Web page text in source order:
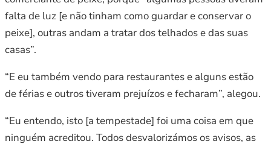
falta de luz [e não tinham como guardar e conservar o
peixe], outras andam a tratar dos telhados e das suas
casas”.
“E eu também vendo para restaurantes e alguns estão
de férias e outros tiveram prejuízos e fecharam”, alegou.
“Eu entendo, isto [a tempestade] foi uma coisa em que
ninguém acreditou. Todos desvalorizámos os avisos, as